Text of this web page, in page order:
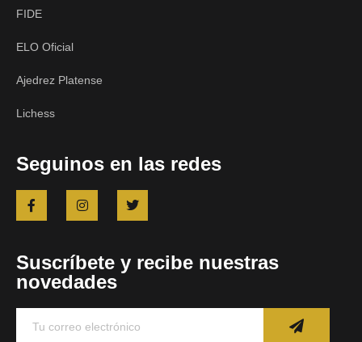
FIDE
ELO Oficial
Ajedrez Platense
Lichess
Seguinos en las redes
Suscríbete y recibe nuestras
novedades